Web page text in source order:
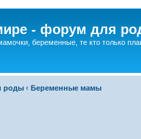
- форум для
беременные, те кто только
роды ‹ Беременные мамы